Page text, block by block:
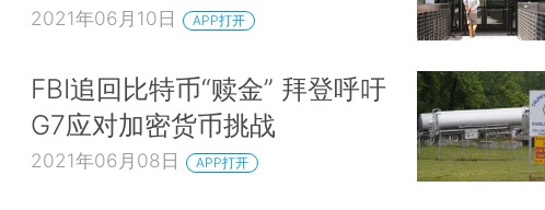
2021年06月10日 APP打开
FBI追回比特币“赎金” 拜登呼吁
G7应对加密货币挑战
2021年06月08日 APP打开